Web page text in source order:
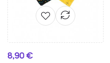
Preço
8,90 €